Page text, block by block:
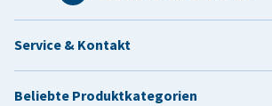
Service & Kontakt
Beliebte Produktkategorien